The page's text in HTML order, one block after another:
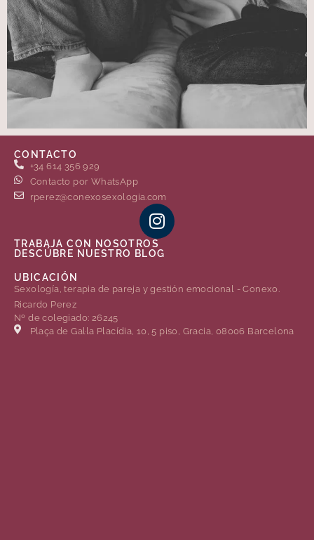
CONTACTO
+34 614 356 929
Contacto por WhatsApp
rperez@conexosexologia.com
TRABAJA CON NOSOTROS
DESCÚBRE NUESTRO BLOG
UBICACIÓN
Sexología, terapia de pareja y gestión emocional - Conexo.
Ricardo Perez
Nº de colegiado: 26245
Plaça de Gal·la Placídia, 10, 5 piso, Gracia, 08006 Barcelona